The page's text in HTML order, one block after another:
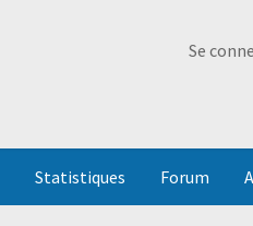
Se
Statistiques Forum